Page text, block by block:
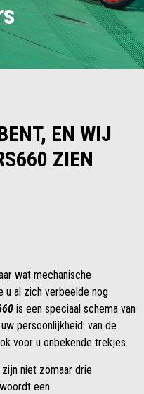
EN WIJ
ZIEN
wat mechanische
u al zich verbeelde nog
is een speciaal schema van
persoonlijkheid: van de
voor u onbekende trekjes.
zijn niet zomaar drie
een